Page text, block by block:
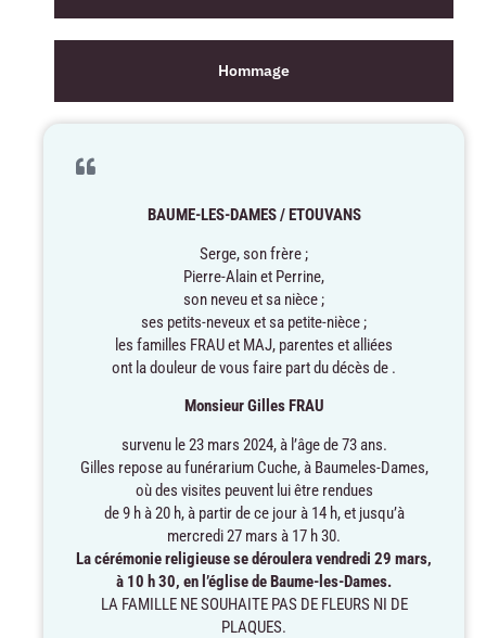
Hommage
BAUME-LES-DAMES / ETOUVANS
Serge, son frère ;
Pierre-Alain et Perrine,
son neveu et sa nièce ;
ses petits-neveux et sa petite-nièce ;
les familles FRAU et MAJ, parentes et alliées
ont la douleur de vous faire part du décès de .
Monsieur Gilles FRAU
survenu le 23 mars 2024, à l’âge de 73 ans.
Gilles repose au funérarium Cuche, à Baumeles-Dames,
où des visites peuvent lui être rendues
de 9 h à 20 h, à partir de ce jour à 14 h, et jusqu’à
mercredi 27 mars à 17 h 30.
La cérémonie religieuse se déroulera vendredi 29 mars,
à 10 h 30, en l’église de Baume-les-Dames.
LA FAMILLE NE SOUHAITE PAS DE FLEURS NI DE
PLAQUES.